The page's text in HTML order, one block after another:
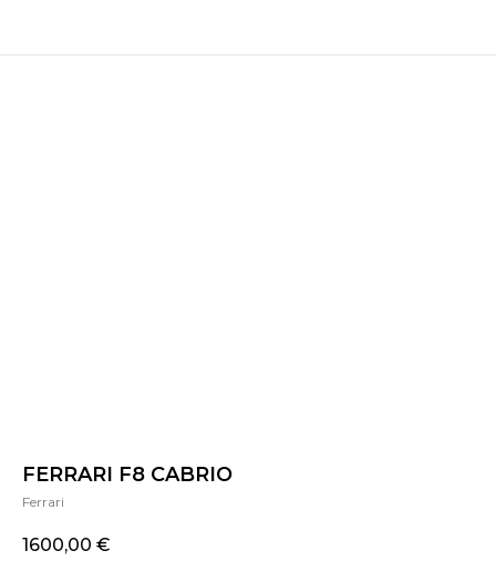
FERRARI F8 CABRIO
Ferrari
1600,00 €